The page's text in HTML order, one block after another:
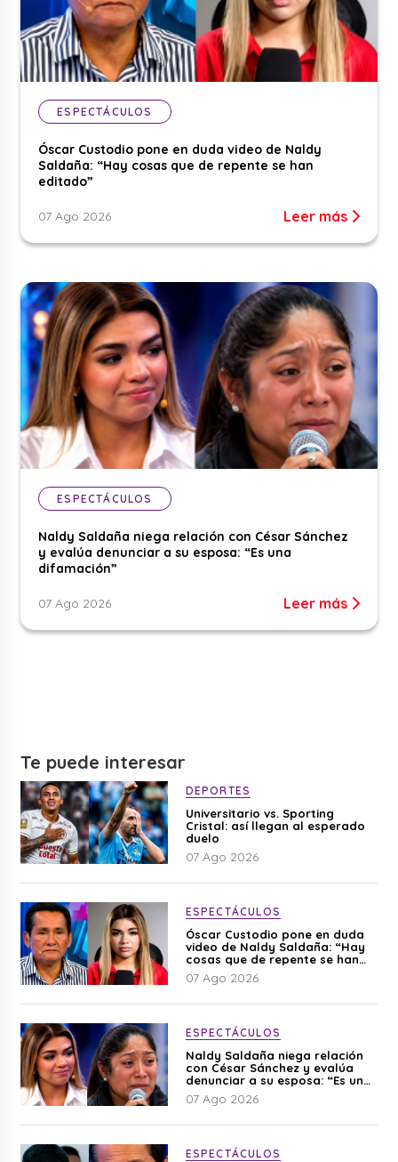
ESPECTÁCULOS
Óscar Custodio pone en duda video de Naldy
Saldaña: “Hay cosas que de repente se han
editado”
07 Ago 2026 Leer más
ESPECTÁCULOS
Naldy Saldaña niega relación con César Sánchez
y evalúa denunciar a su esposa: “Es una
difamación”
07 Ago 2026 Leer más
Te puede interesar
DEPORTES
Universitario vs. Sporting
Cristal: así llegan al esperado
duelo
07 Ago 2026
ESPECTÁCULOS
Óscar Custodio pone en duda
video de Naldy Saldaña: “Hay
cosas que de repente se han
editado”
07 Ago 2026
ESPECTÁCULOS
Naldy Saldaña niega relación
con César Sánchez y evalúa
denunciar a su esposa: “Es una
difamación”
07 Ago 2026
ESPECTÁCULOS